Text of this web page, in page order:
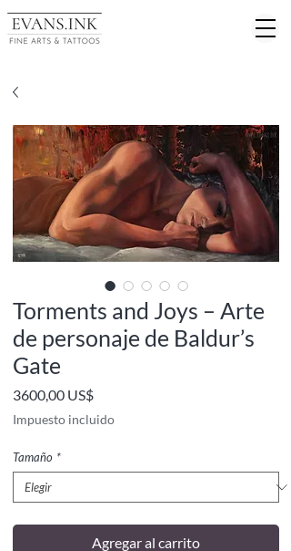
Torments and Joys – Arte
de personaje de Baldur’s
Gate
3600,00 US$Precio
Impuesto incluido
Tamaño *
Agregar al carrito